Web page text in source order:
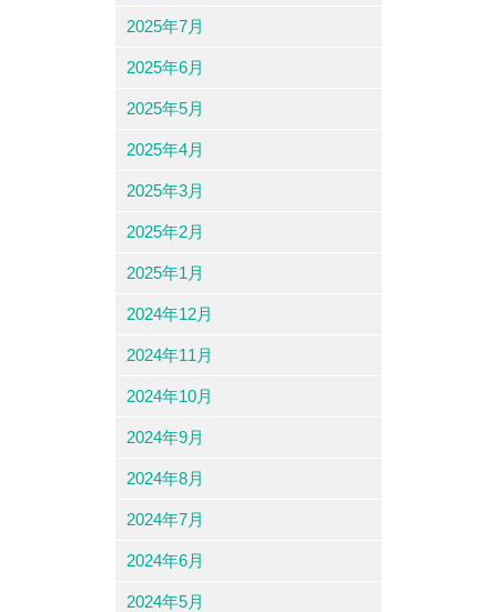
2025年7月
2025年6月
2025年5月
2025年4月
2025年3月
2025年2月
2025年1月
2024年12月
2024年11月
2024年10月
2024年9月
2024年8月
2024年7月
2024年6月
2024年5月